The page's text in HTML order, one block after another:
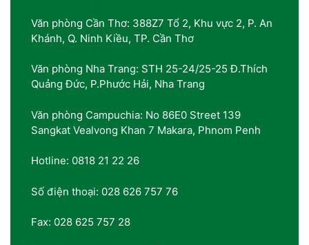
Văn phòng Cần Thơ: 388Z7 Tổ 2, Khu vực 2, P. An
Khánh, Q. Ninh Kiều, TP. Cần Thơ
Văn phòng Nha Trang: STH 25-24/25-25 Đ.Thích
Quảng Đức, P.Phước Hải, Nha Trang
Văn phòng Campuchia: No 86E0 Street 139
Sangkat Vealvong Khan 7 Makara, Phnom Penh
Hotline: 0818 21 22 26
Số điện thoại: 028 626 757 76
Fax: 028 625 757 28